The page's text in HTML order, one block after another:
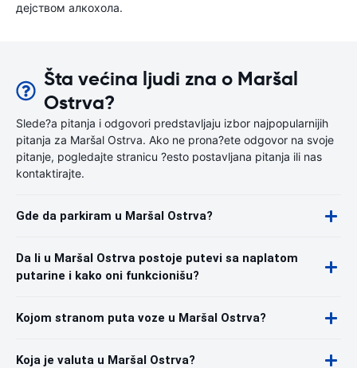
дејством алкохола.
Šta većina ljudi zna o Maršal
Ostrva?
Slede?a pitanja i odgovori predstavljaju izbor najpopularnijih
pitanja za Maršal Ostrva. Ako ne prona?ete odgovor na svoje
pitanje, pogledajte stranicu ?esto postavljana pitanja ili nas
kontaktirajte.
Gde da parkiram u Maršal Ostrva?
Da li u Maršal Ostrva postoje putevi sa naplatom
putarine i kako oni funkcionišu?
Kojom stranom puta voze u Maršal Ostrva?
Koja je valuta u Maršal Ostrva?